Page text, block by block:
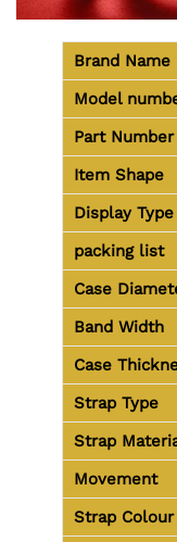
Brand Name
Model
Part Number
Item Shape
Display Type
packing list
Case
Band Width
Case
Strap Type
Strap
Movement
Strap Colour